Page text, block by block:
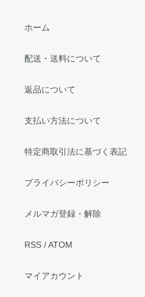
ホーム
配送・送料について
返品について
支払い方法について
特定商取引法に基づく表記
プライバシーポリシー
メルマガ登録・解除
RSS /ATOM
マイアカウント